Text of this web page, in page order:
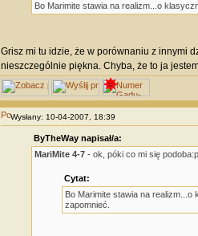
Bo Marimite stawia na realizm...o
Grisz mi tu idzie, że w porównaniu z innymi
nieszczególnie piękna. Chyba, że to ja
Wysłany: 10-04-2007, 18:39
ByTheWay napisał/a:
MariMite 4-7 - ok, póki co mi się podoba:p
Cytat:
Bo Marimite stawia na
zapomnieć.